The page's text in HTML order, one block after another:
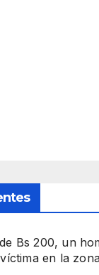
Bs 200, un
en la